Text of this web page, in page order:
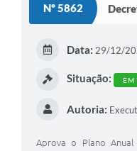
Nº 5862
Data: 29/12/
Situação: EM
Autoria:
Aprova o Plano